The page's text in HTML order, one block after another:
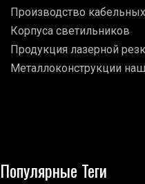
Производство
Корпуса светильников
Продукция лазерной
Металлоконструкции
Популярные Теги